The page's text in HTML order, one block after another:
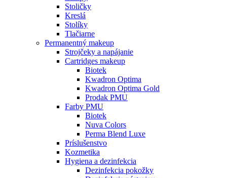
Stoličky
Kreslá
Stolíky
Tlačiarne
Permanentný makeup
Strojčeky a napájanie
Cartridges makeup
Biotek
Kwadron Optima
Kwadron Optima Gold
Prodak PMU
Farby PMU
Biotek
Nuva Colors
Perma Blend Luxe
Príslušenstvo
Kozmetika
Hygiena a dezinfekcia
Dezinfekcia pokožky